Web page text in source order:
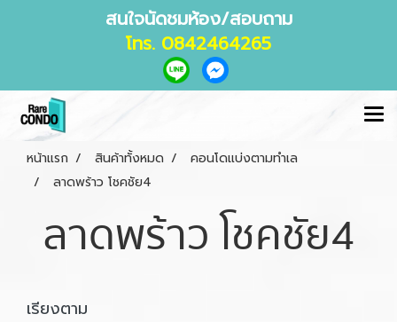
สนใจนัดชมห้อง/สอบถาม
โทร. 0842464265
หน้าแรก สินค้าทั้งหมด
คอนโดแบ่งตามทำเล
ลาดพร้าว โชคชัย4
ลาดพร้าว โชคชัย4
เรียงตาม